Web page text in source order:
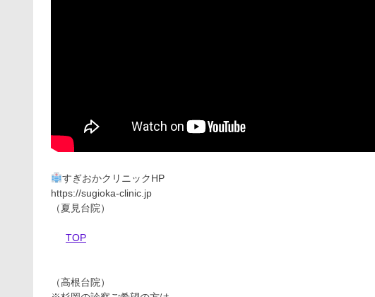
すぎおかクリニックHP
https://sugioka-clinic.jp
（夏見台院）
TOP
（高根台院）